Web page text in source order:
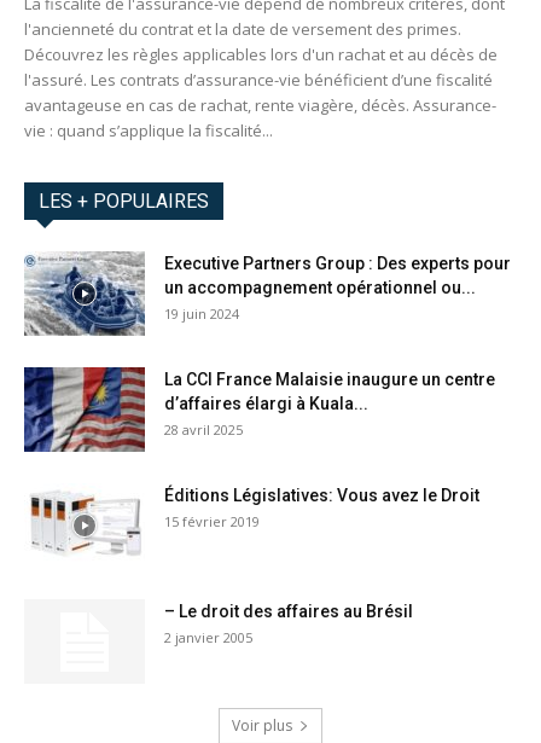
l'ancienneté du contrat et la date de versement des primes.
Découvrez les règles applicables lors d'un rachat et au décès de
l'assuré. Les contrats d’assurance-vie bénéficient d’une fiscalité
avantageuse en cas de rachat, rente viagère, décès. Assurance-
vie : quand s’applique la fiscalité...
LES + POPULAIRES
Executive Partners Group : Des experts pour
un accompagnement opérationnel ou...
19 juin 2024
La CCI France Malaisie inaugure un centre
d’affaires élargi à Kuala...
28 avril 2025
Éditions Législatives: Vous avez le Droit
15 février 2019
– Le droit des affaires au Brésil
2 janvier 2005
Voir plus